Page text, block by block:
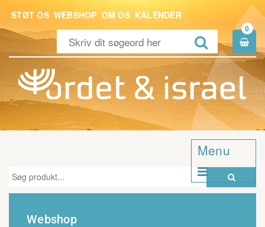
STØT OS WEBSHOP OM OS KALENDER

0

Menu
 
Webshop